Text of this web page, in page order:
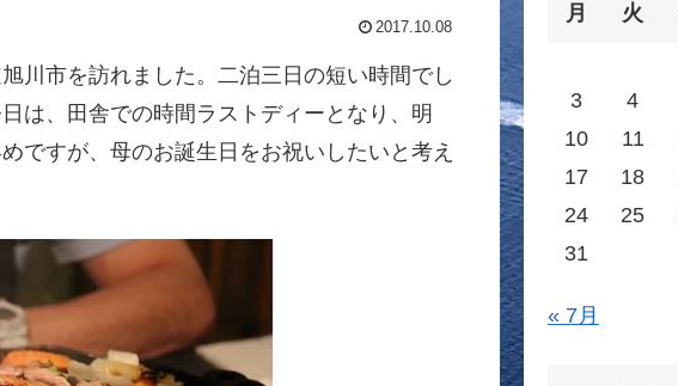
2017.10.08
川市を訪れました。二泊三日の短い時間でし
は、田舎での時間ラストディーとなり、明
ですが、母のお誕生日をお祝いしたいと考え
月 火
3
4
10
11
17
18
24
25
31
« 7月